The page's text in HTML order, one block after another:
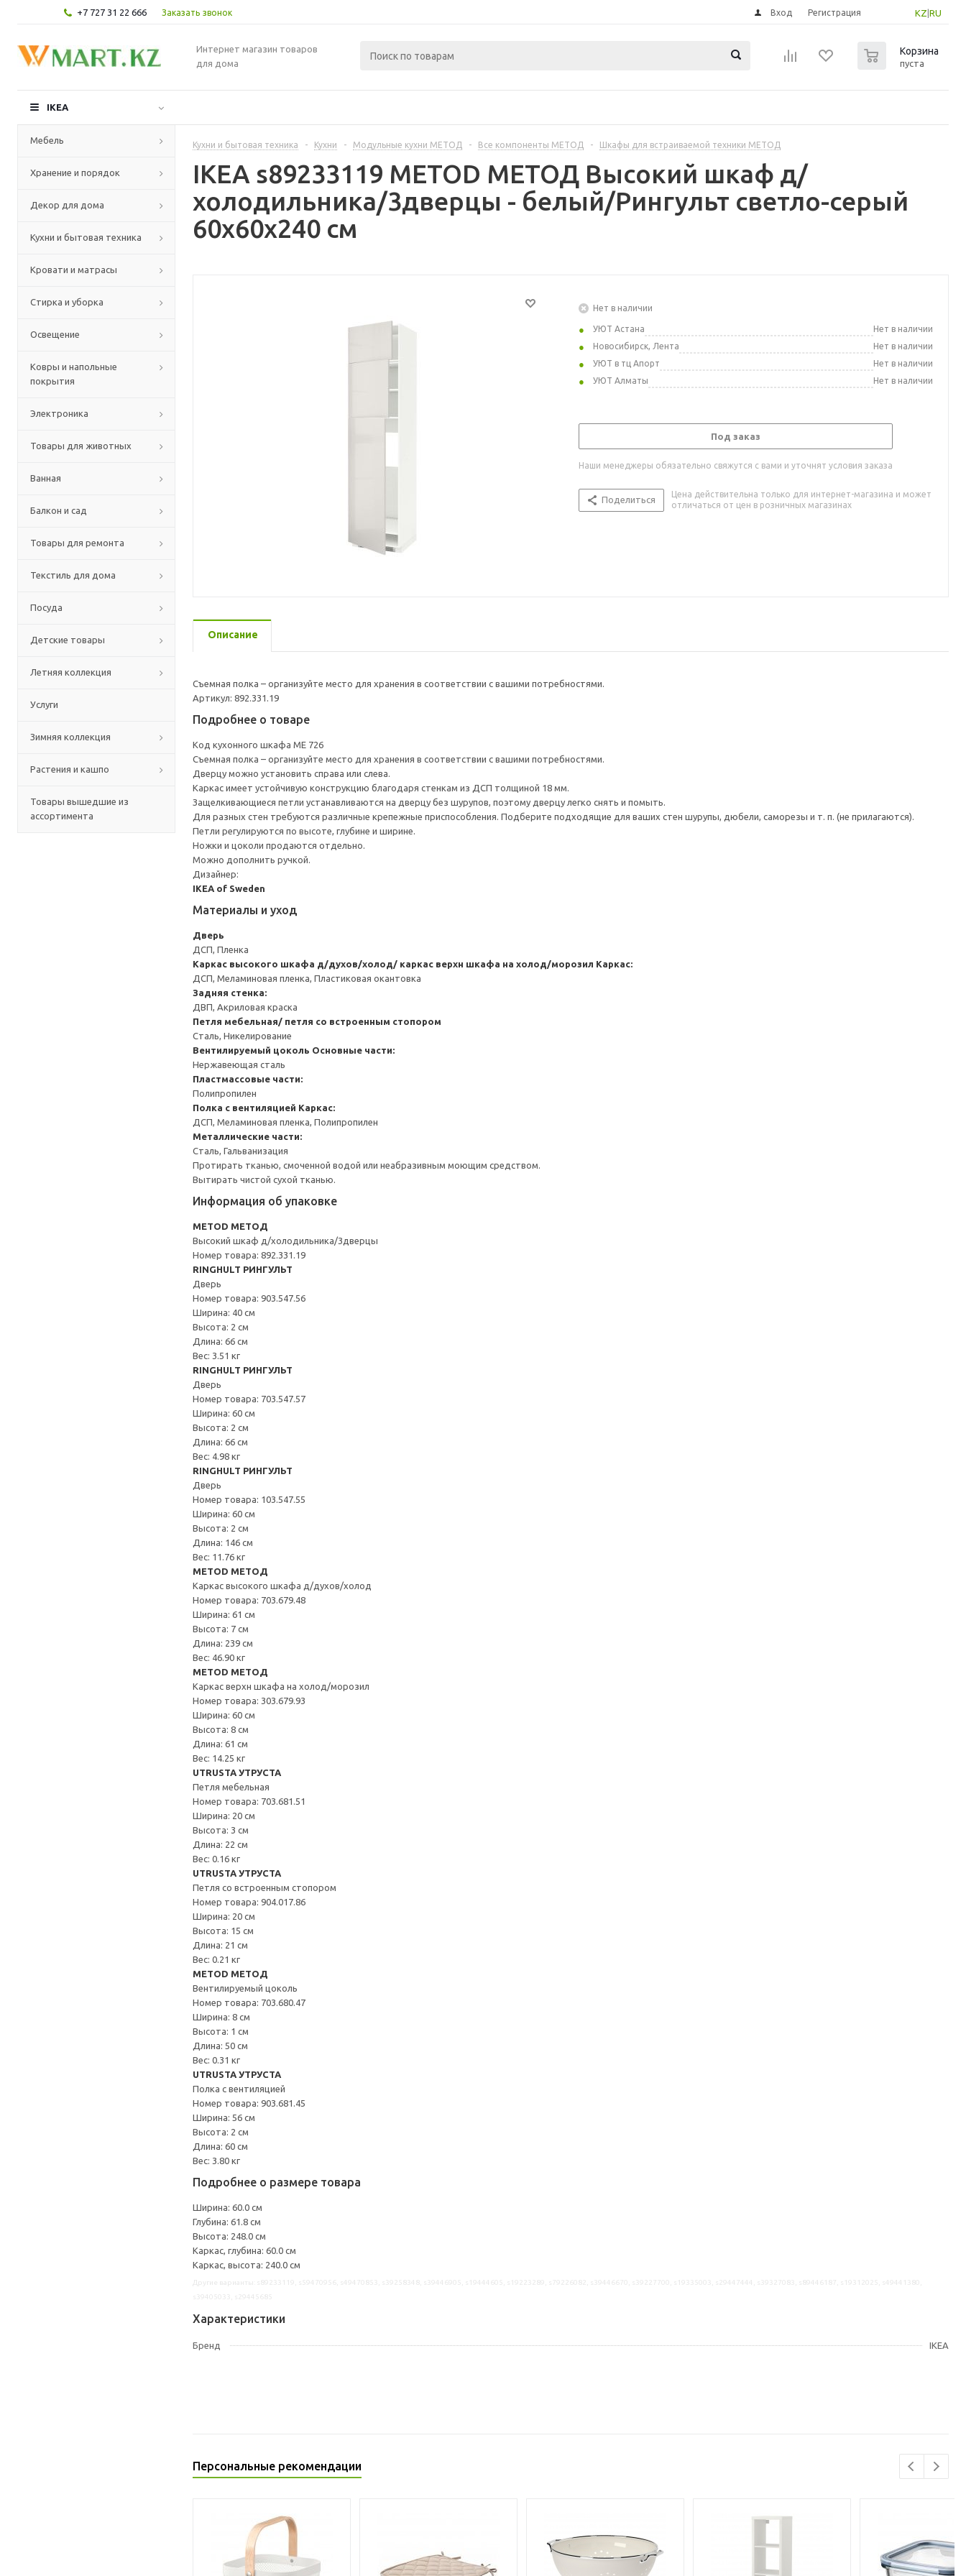
+7 727 31 22 666 Заказать звонок KZ RU
Вход Регистрация
Интернет магазин товаров
для дома
Корзина
пуста
IKEA
Мебель
Хранение и порядок
Декор для дома
Кухни и бытовая техника
Кровати и матрасы
Стирка и уборка
Освещение
Ковры и напольные
покрытия
Электроника
Товары для животных
Ванная
Балкон и сад
Товары для ремонта
Текстиль для дома
Посуда
Детские товары
Летняя коллекция
Услуги
Зимняя коллекция
Растения и кашпо
Товары вышедшие из
ассортимента
Кухни и бытовая техника - Кухни - Модульные кухни МЕТОД - Все компоненты МЕТОД - Шкафы для встраиваемой техники МЕТОД
IKEA s89233119 METOD МЕТОД Высокий шкаф д/
холодильника/3дверцы - белый/Рингульт светло-серый
60x60x240 см
Нет в наличии
УЮТ Астана
Нет в наличии
Новосибирск, Лента
Нет в наличии
УЮТ в тц Апорт
Нет в наличии
УЮТ Алматы
Нет в наличии
Под заказ
Наши менеджеры обязательно свяжутся с вами и уточнят условия заказа
Поделиться
Цена действительна только для интернет-магазина и может
отличаться от цен в розничных магазинах
Описание
Съемная полка – организуйте место для хранения в соответствии с вашими потребностями.
Артикул: 892.331.19
Подробнее о товаре
Код кухонного шкафа ME 726
Съемная полка – организуйте место для хранения в соответствии с вашими потребностями.
Дверцу можно установить справа или слева.
Каркас имеет устойчивую конструкцию благодаря стенкам из ДСП толщиной 18 мм.
Защелкивающиеся петли устанавливаются на дверцу без шурупов, поэтому дверцу легко снять и помыть.
Для разных стен требуются различные крепежные приспособления. Подберите подходящие для ваших стен шурупы, дюбели, саморезы и т. п. (не прилагаются).
Петли регулируются по высоте, глубине и ширине.
Ножки и цоколи продаются отдельно.
Можно дополнить ручкой.
Дизайнер:
IKEA of Sweden
Материалы и уход
Дверь
ДСП, Пленка
Каркас высокого шкафа д/духов/холод/ каркас верхн шкафа на холод/морозил Каркас:
ДСП, Меламиновая пленка, Пластиковая окантовка
Задняя стенка:
ДВП, Акриловая краска
Петля мебельная/ петля со встроенным стопором
Сталь, Никелирование
Вентилируемый цоколь Основные части:
Нержавеющая сталь
Пластмассовые части:
Полипропилен
Полка с вентиляцией Каркас:
ДСП, Меламиновая пленка, Полипропилен
Металлические части:
Сталь, Гальванизация
Протирать тканью, смоченной водой или неабразивным моющим средством.
Вытирать чистой сухой тканью.
Информация об упаковке
METOD МЕТОД
Высокий шкаф д/холодильника/3дверцы
Номер товара: 892.331.19
RINGHULT РИНГУЛЬТ
Дверь
Номер товара: 903.547.56
Ширина: 40 см
Высота: 2 см
Длина: 66 см
Вес: 3.51 кг
RINGHULT РИНГУЛЬТ
Дверь
Номер товара: 703.547.57
Ширина: 60 см
Высота: 2 см
Длина: 66 см
Вес: 4.98 кг
RINGHULT РИНГУЛЬТ
Дверь
Номер товара: 103.547.55
Ширина: 60 см
Высота: 2 см
Длина: 146 см
Вес: 11.76 кг
METOD МЕТОД
Каркас высокого шкафа д/духов/холод
Номер товара: 703.679.48
Ширина: 61 см
Высота: 7 см
Длина: 239 см
Вес: 46.90 кг
METOD МЕТОД
Каркас верхн шкафа на холод/морозил
Номер товара: 303.679.93
Ширина: 60 см
Высота: 8 см
Длина: 61 см
Вес: 14.25 кг
UTRUSTA УТРУСТА
Петля мебельная
Номер товара: 703.681.51
Ширина: 20 см
Высота: 3 см
Длина: 22 см
Вес: 0.16 кг
UTRUSTA УТРУСТА
Петля со встроенным стопором
Номер товара: 904.017.86
Ширина: 20 см
Высота: 15 см
Длина: 21 см
Вес: 0.21 кг
METOD МЕТОД
Вентилируемый цоколь
Номер товара: 703.680.47
Ширина: 8 см
Высота: 1 см
Длина: 50 см
Вес: 0.31 кг
UTRUSTA УТРУСТА
Полка с вентиляцией
Номер товара: 903.681.45
Ширина: 56 см
Высота: 2 см
Длина: 60 см
Вес: 3.80 кг
Подробнее о размере товара
Ширина: 60.0 см
Глубина: 61.8 см
Высота: 248.0 см
Каркас, глубина: 60.0 см
Каркас, высота: 240.0 см
Характеристики
Бренд IKEA
Персональные рекомендации